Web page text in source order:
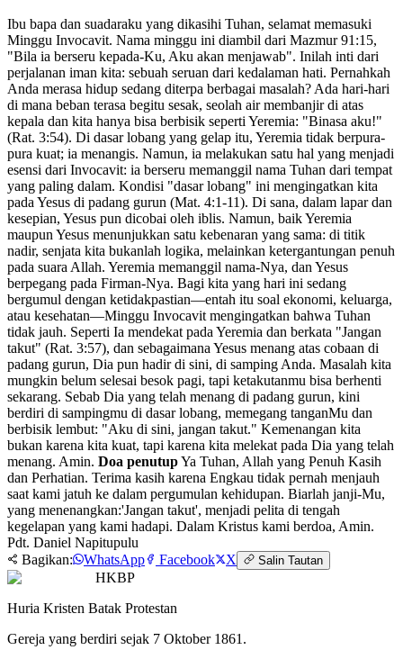
Ibu bapa dan suadaraku yang dikasihi Tuhan, selamat memasuki
Minggu Invocavit. Nama minggu ini diambil dari Mazmur 91:15,
"Bila ia berseru kepada-Ku, Aku akan menjawab". Inilah inti dari
perjalanan iman kita: sebuah seruan dari kedalaman hati. Pernahkah
Anda merasa hidup sedang diterpa berbagai masalah? Ada hari-hari
di mana beban terasa begitu sesak, seolah air membanjir di atas
kepala dan kita hanya bisa berbisik seperti Yeremia: "Binasa aku!"
(Rat. 3:54). Di dasar lobang yang gelap itu, Yeremia tidak berpura-
pura kuat; ia menangis. Namun, ia melakukan satu hal yang menjadi
esensi dari Invocavit: ia berseru memanggil nama Tuhan dari tempat
yang paling dalam. Kondisi "dasar lobang" ini mengingatkan kita
pada Yesus di padang gurun (Mat. 4:1-11). Di sana, dalam lapar dan
kesepian, Yesus pun dicobai oleh iblis. Namun, baik Yeremia
maupun Yesus menunjukkan satu kebenaran yang sama: di titik
nadir, senjata kita bukanlah logika, melainkan ketergantungan penuh
pada suara Allah. Yeremia memanggil nama-Nya, dan Yesus
berpegang pada Firman-Nya. Bagi kita yang hari ini sedang
bergumul dengan ketidakpastian—entah itu soal ekonomi, keluarga,
atau kesehatan—Minggu Invocavit mengingatkan bahwa Tuhan
tidak jauh. Seperti Ia mendekat pada Yeremia dan berkata "Jangan
takut" (Rat. 3:57), dan sebagaimana Yesus menang atas cobaan di
padang gurun, Dia pun hadir di sini, di samping Anda. Masalah kita
mungkin belum selesai besok pagi, tapi ketakutanmu bisa berhenti
sekarang. Sebab Dia yang telah menang di padang gurun, kini
berdiri di sampingmu di dasar lobang, memegang tanganMu dan
berbisik lembut: "Aku di sini, jangan takut." Kemenangan kita
bukan karena kita kuat, tapi karena kita melekat pada Dia yang telah
menang. Amin. Doa penutupYa Tuhan, Allah yang Penuh Kasih
dan Perhatian. Terima kasih karena Engkau tidak pernah menjauh
saat kami jatuh ke dalam pergumulan kehidupan. Biarlah janji-Mu,
yang menenangkan:'Jangan takut', menjadi pelita di tengah
kegelapan yang kami hadapi. Dalam Kristus kami berdoa, Amin.
Pdt. Daniel Napitupulu
Bagikan:
WhatsApp Facebook X Salin Tautan
HKBP
Huria Kristen Batak Protestan
Gereja yang berdiri sejak 7 Oktober 1861.